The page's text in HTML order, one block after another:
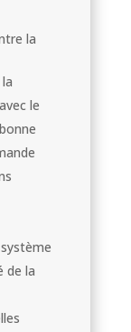
la
le
de la